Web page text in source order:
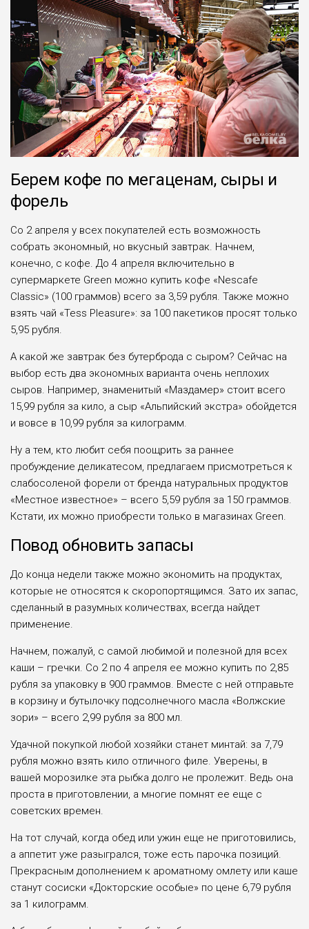
Берем кофе по мегаценам, сыры и
форель
Со 2 апреля у всех покупателей есть возможность
собрать экономный, но вкусный завтрак. Начнем,
конечно, с кофе. До 4 апреля включительно в
супермаркете Green можно купить кофе «Nescafe
Classic» (100 граммов) всего за 3,59 рубля. Также можно
взять чай «Tess Pleasure»: за 100 пакетиков просят только
5,95 рубля.
А какой же завтрак без бутерброда с сыром? Сейчас на
выбор есть два экономных варианта очень неплохих
сыров. Например, знаменитый «Маздамер» стоит всего
15,99 рубля за кило, а сыр «Альпийский экстра» обойдется
и вовсе в 10,99 рубля за килограмм.
Ну а тем, кто любит себя поощрить за раннее
пробуждение деликатесом, предлагаем присмотреться к
слабосоленой форели от бренда натуральных продуктов
«Местное известное» – всего 5,59 рубля за 150 граммов.
Кстати, их можно приобрести только в магазинах Green.
Повод обновить запасы
До конца недели также можно экономить на продуктах,
которые не относятся к скоропортящимся. Зато их запас,
сделанный в разумных количествах, всегда найдет
применение.
Начнем, пожалуй, с самой любимой и полезной для всех
каши – гречки. Со 2 по 4 апреля ее можно купить по 2,85
рубля за упаковку в 900 граммов. Вместе с ней отправьте
в корзину и бутылочку подсолнечного масла «Волжские
зори» – всего 2,99 рубля за 800 мл.
Удачной покупкой любой хозяйки станет минтай: за 7,79
рубля можно взять кило отличного филе. Уверены, в
вашей морозилке эта рыбка долго не пролежит. Ведь она
проста в приготовлении, а многие помнят ее еще с
советских времен.
На тот случай, когда обед или ужин еще не приготовились,
а аппетит уже разыгрался, тоже есть парочка позиций.
Прекрасным дополнением к ароматному омлету или каше
станут сосиски «Докторские особые» по цене 6,79 рубля
за 1 килограмм.